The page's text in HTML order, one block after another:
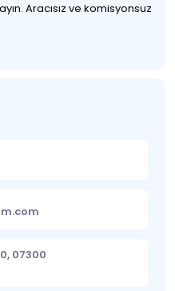
Aracısız ve komisyonsuz
07300